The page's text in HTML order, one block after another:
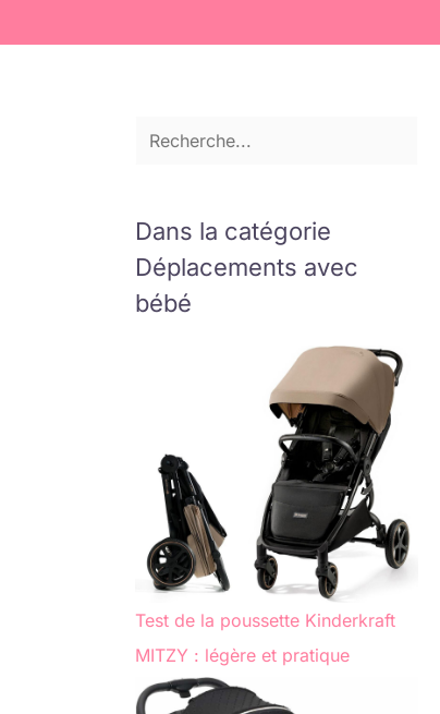
Dans la catégorie
Déplacements avec
bébé
Test de la poussette Kinderkraft
MITZY : légère et pratique